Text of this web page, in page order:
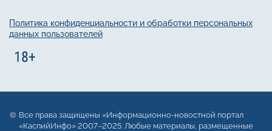
Политика конфиденциальности и обработки персональных
данных пользователей
Все права защищены «Информационно-новостной портал
«КаспийИнфо» 2007–2025. Любые материалы, размещенные